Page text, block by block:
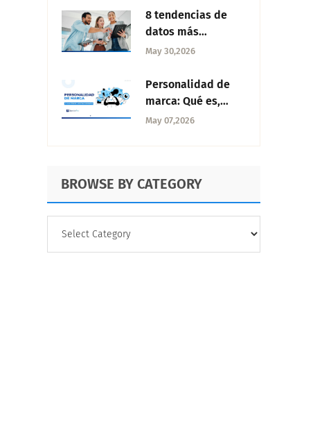
8 tendencias de
datos más
importantes para
May 30,2026
Personalidad de
marca: Qué es,
arquetipos y cómo
May 07,2026
BROWSE BY CATEGORY
CATEGORY